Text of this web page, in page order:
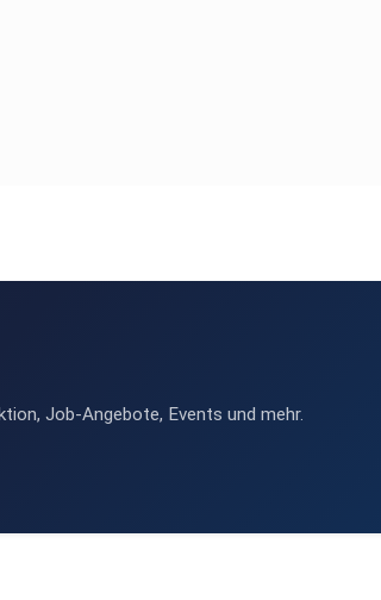
Job-Angebote, Events und mehr.